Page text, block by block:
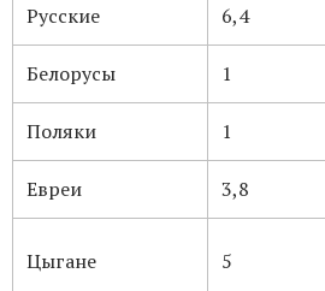
Русские 6,4
Белорусы 1
Поляки 1
Евреи 3,8
Цыгане 5